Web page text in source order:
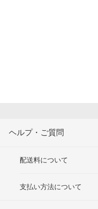
ヘルプ・ご質問
配送料について
支払い方法について